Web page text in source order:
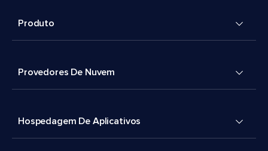
Produto
Provedores De Nuvem
Hospedagem De Aplicativos